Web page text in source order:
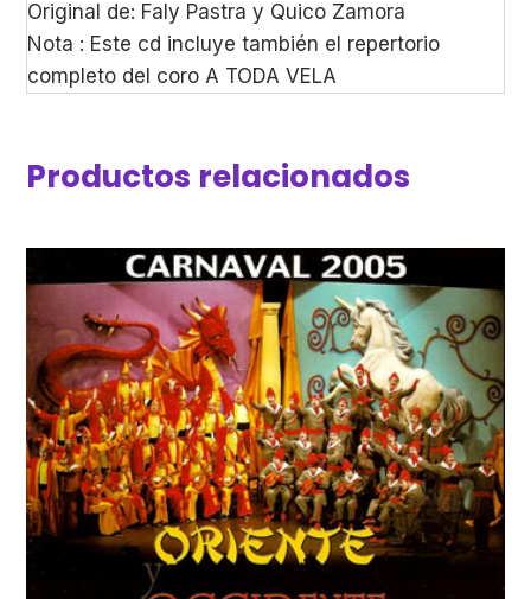
Original de: Faly Pastra y Quico Zamora
Nota : Este cd incluye también el repertorio
completo del coro A TODA VELA
Productos relacionados